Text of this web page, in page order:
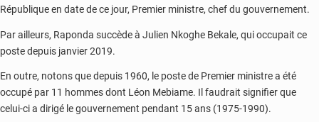
République en date de ce jour, Premier ministre, chef du gouvernement.
Par ailleurs, Raponda succède à Julien Nkoghe Bekale, qui occupait ce
poste depuis janvier 2019.
En outre, notons que depuis 1960, le poste de Premier ministre a été
occupé par 11 hommes dont Léon Mebiame. Il faudrait signifier que
celui-ci a dirigé le gouvernement pendant 15 ans (1975-1990).